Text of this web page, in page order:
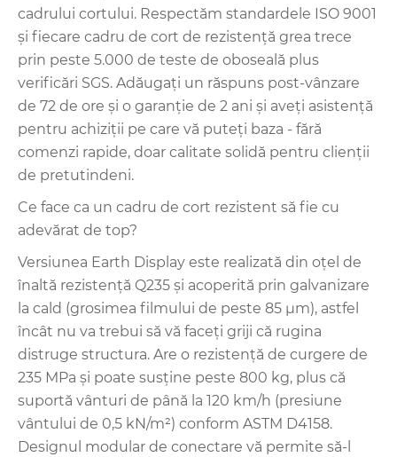
cadrului cortului. Respectăm standardele ISO 9001
și fiecare cadru de cort de rezistență grea trece
prin peste 5.000 de teste de oboseală plus
verificări SGS. Adăugați un răspuns post-vânzare
de 72 de ore și o garanție de 2 ani și aveți asistență
pentru achiziții pe care vă puteți baza - fără
comenzi rapide, doar calitate solidă pentru clienții
de pretutindeni.
Ce face ca un cadru de cort rezistent să fie cu
adevărat de top?
Versiunea Earth Display este realizată din oțel de
înaltă rezistență Q235 și acoperită prin galvanizare
la cald (grosimea filmului de peste 85 μm), astfel
încât nu va trebui să vă faceți griji că rugina
distruge structura. Are o rezistență de curgere de
235 MPa și poate susține peste 800 kg, plus că
suportă vânturi de până la 120 km/h (presiune
vântului de 0,5 kN/m²) conform ASTM D4158.
Designul modular de conectare vă permite să-l